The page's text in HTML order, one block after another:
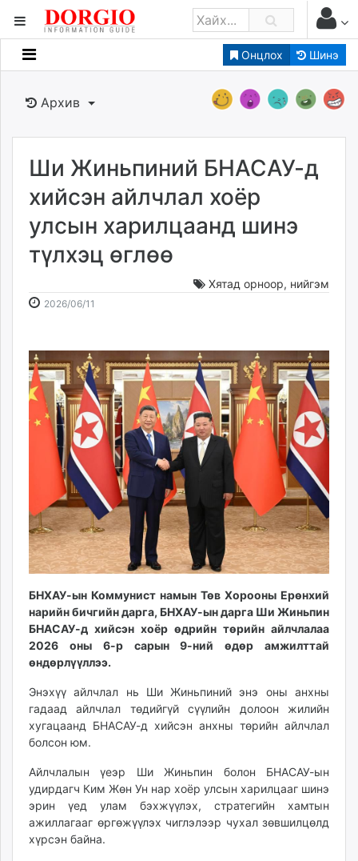
Онцлох Шинэ
Мэдээллийн
Банк санхүү
Бизнес ААН
Төрийн
dorgio.mn
Gogo.mn
caak.mn
news.mn
zindaa.mn
tovch.mn
ikon.mn
mnb.mn
Livetv.mn
Eguur.mn
24tsag.mn
shuud.mn
eagle.mn
ergelt.mn
zarig.mn
today.mn
zuv.mn
mminfo.mn
ugluu.mn
urlag.mn
unen.mn
asu.mn
shudarga.mn
shuurhai.mn
unuudur.mn
isee.mn
mglradio.com
fact.mn
itoim.mn
tumen.mn
Архив
Ши Жиньпиний БНАСАУ-д
хийсэн айлчлал хоёр
улсын харилцаанд шинэ
түлхэц өглөө
Хятад орноор, нийгэм
2026/06/11
14:03:34
16:17:41
БНХАУ-ын Коммунист намын Төв Хорооны Ерөнхий
нарийн бичгийн дарга, БНХАУ-ын дарга Ши Жиньпин
БНАСАУ-д хийсэн хоёр өдрийн төрийн айлчлалаа
2026 оны 6-р сарын 9-ний өдөр амжилттай
өндөрлүүллээ.
Энэхүү айлчлал нь Ши Жиньпиний энэ оны анхны
гадаад айлчлал төдийгүй сүүлийн долоон жилийн
хугацаанд БНАСАУ-д хийсэн анхны төрийн айлчлал
болсон юм.
Айлчлалын үеэр Ши Жиньпин болон БНАСАУ-ын
удирдагч Ким Жөн Ун нар хоёр улсын харилцааг шинэ
эрин үед улам бэхжүүлэх, стратегийн хамтын
ажиллагааг өргөжүүлэх чиглэлээр чухал зөвшилцөлд
хүрсэн байна.